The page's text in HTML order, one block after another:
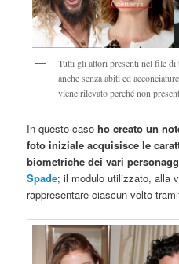
Tutti gli attori presenti nel file di
anche senza abiti ed
viene rilevato perché non
In questo casoho creato un
foto iniziale acquisisce le
biometriche dei vari
Spade; il modulo utilizzato, alla
rappresentare ciascun volto